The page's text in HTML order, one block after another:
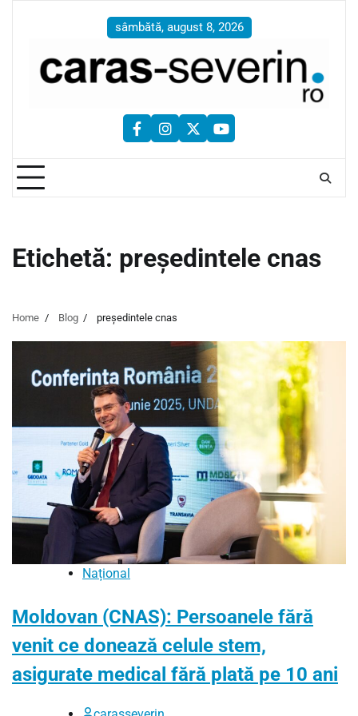
sâmbătă, august 8, 2026
facebookinstagram
twitteryoutube
Etichetă: președintele cnas
Home Blog președintele cnas
Național
Moldovan (CNAS): Persoanele fără
venit ce donează celule stem,
asigurate medical fără plată pe 10 ani